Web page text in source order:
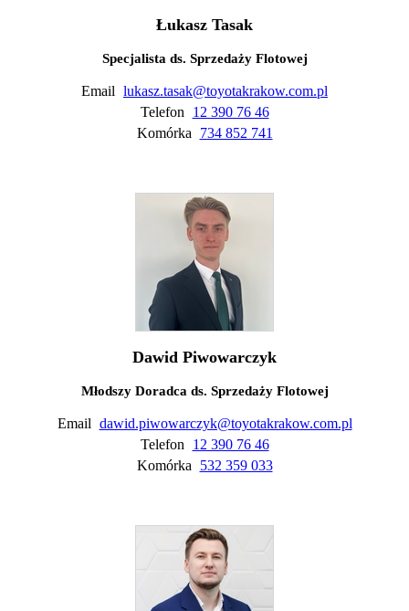
Łukasz Tasak
Specjalista ds. Sprzedaży Flotowej
Email lukasz.tasak@toyotakrakow.com.pl
Telefon
12 390 76 46
Komórka
734 852 741
Dawid Piwowarczyk
Młodszy Doradca ds. Sprzedaży Flotowej
Email dawid.piwowarczyk@toyotakrakow.com.pl
Telefon
12 390 76 46
Komórka
532 359 033